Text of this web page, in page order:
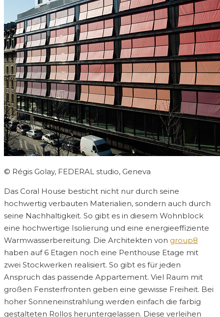
© Régis Golay, FEDERAL studio, Geneva
Das Coral House besticht nicht nur durch seine
hochwertig verbauten Materialien, sondern auch durch
seine Nachhaltigkeit. So gibt es in diesem Wohnblock
eine hochwertige Isolierung und eine energieeffiziente
Warmwasserbereitung. Die Architekten von group8
haben auf 6 Etagen noch eine Penthouse Etage mit
zwei Stockwerken realisiert. So gibt es für jeden
Anspruch das passende Appartement. Viel Raum mit
großen Fensterfronten geben eine gewisse Freiheit. Bei
hoher Sonneneinstrahlung werden einfach die farbig
gestalteten Rollos heruntergelassen. Diese verleihen